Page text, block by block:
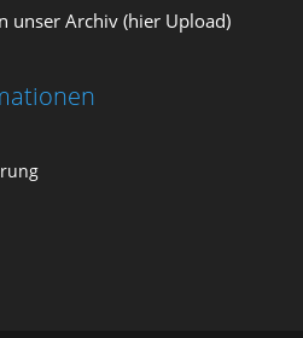
unser Archiv (hier Upload)